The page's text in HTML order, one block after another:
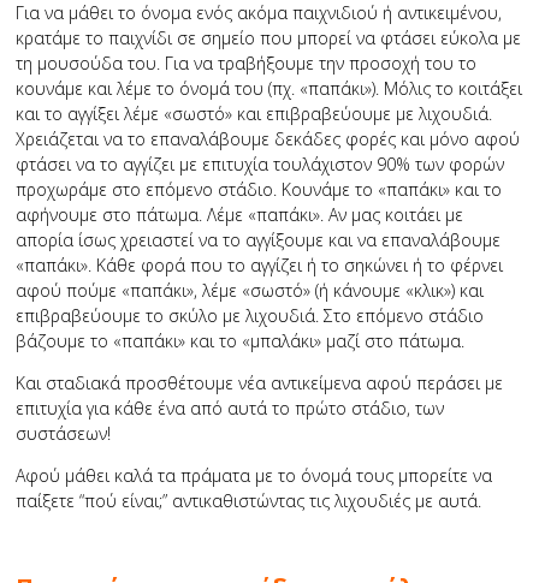
Για να μάθει το όνομα ενός ακόμα παιχνιδιού ή αντικειμένου,
κρατάμε το παιχνίδι σε σημείο που μπορεί να φτάσει εύκολα με
τη μουσούδα του. Για να τραβήξουμε την προσοχή του το
κουνάμε και λέμε το όνομά του (πχ. «παπάκι»). Μόλις το κοιτάξει
και το αγγίξει λέμε «σωστό» και επιβραβεύουμε με λιχουδιά.
Χρειάζεται να το επαναλάβουμε δεκάδες φορές και μόνο αφού
φτάσει να το αγγίζει με επιτυχία τουλάχιστον 90% των φορών
προχωράμε στο επόμενο στάδιο. Κουνάμε το «παπάκι» και το
αφήνουμε στο πάτωμα. Λέμε «παπάκι». Αν μας κοιτάει με
απορία ίσως χρειαστεί να το αγγίξουμε και να επαναλάβουμε
«παπάκι». Κάθε φορά που το αγγίζει ή το σηκώνει ή το φέρνει
αφού πούμε «παπάκι», λέμε «σωστό» (ή κάνουμε «κλικ») και
επιβραβεύουμε το σκύλο με λιχουδιά. Στο επόμενο στάδιο
βάζουμε το «παπάκι» και το «μπαλάκι» μαζί στο πάτωμα.
Και σταδιακά προσθέτουμε νέα αντικείμενα αφού περάσει με
επιτυχία για κάθε ένα από αυτά το πρώτο στάδιο, των
συστάσεων!
Αφού μάθει καλά τα πράματα με το όνομά τους μπορείτε να
παίξετε “πού είναι;” αντικαθιστώντας τις λιχουδιές με αυτά.